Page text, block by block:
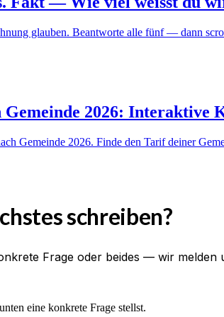
glauben. Beantworte alle fünf — dann
Gemeinde 2026: Interaktive
Gemeinde 2026. Finde den Tarif deiner
schreiben?
Frage oder beides — wir melden
eine konkrete Frage stellst.